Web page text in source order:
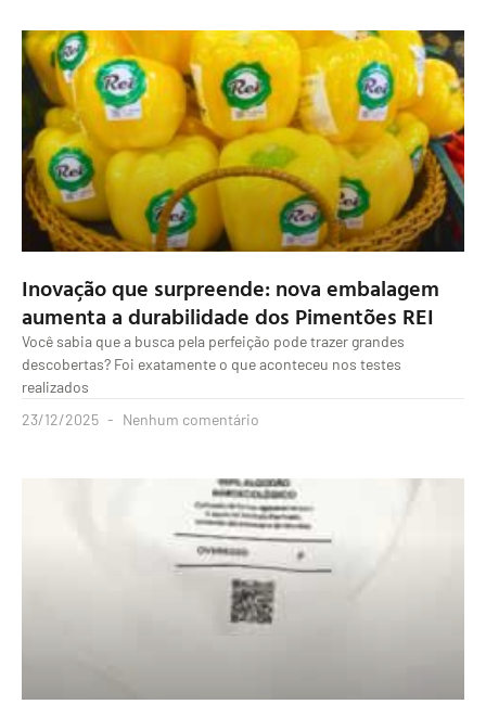
Inovação que surpreende: nova embalagem
aumenta a durabilidade dos Pimentões REI
Você sabia que a busca pela perfeição pode trazer grandes
descobertas? Foi exatamente o que aconteceu nos testes
realizados
23/12/2025
Nenhum comentário